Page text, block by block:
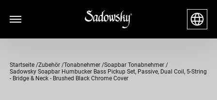
Startseite Zubehör Tonabnehmer Soapbar Tonabnehmer
Sadowsky Soapbar Humbucker Bass Pickup Set, Passive, Dual Coil, 5-String
- Bridge & Neck - Brushed Black Chrome Cover